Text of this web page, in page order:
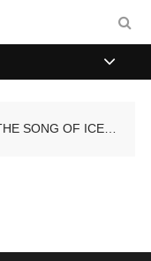
「 THE SONG OF ICE AND FIRE 」· KeKe & Norby 徐州婚礼